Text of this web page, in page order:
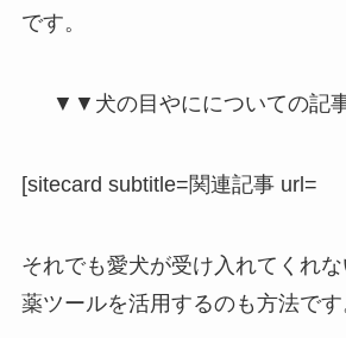
です。
▼▼犬の目やにについての記
[sitecard subtitle=関連記事 url=
それでも愛犬が受け入れてくれ
薬ツールを活用するのも方法です